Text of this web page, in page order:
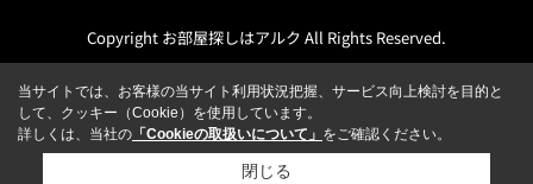
Copyright お部屋探しはアルク All Rights Reserved.
当サイトでは、お客様の当サイト利用状況把握、サービス向上検討を目的と
して、クッキー（Cookie）を使用しています。
詳しくは、当社の 「Cookieの取扱いについて」 をご確認ください。
閉じる